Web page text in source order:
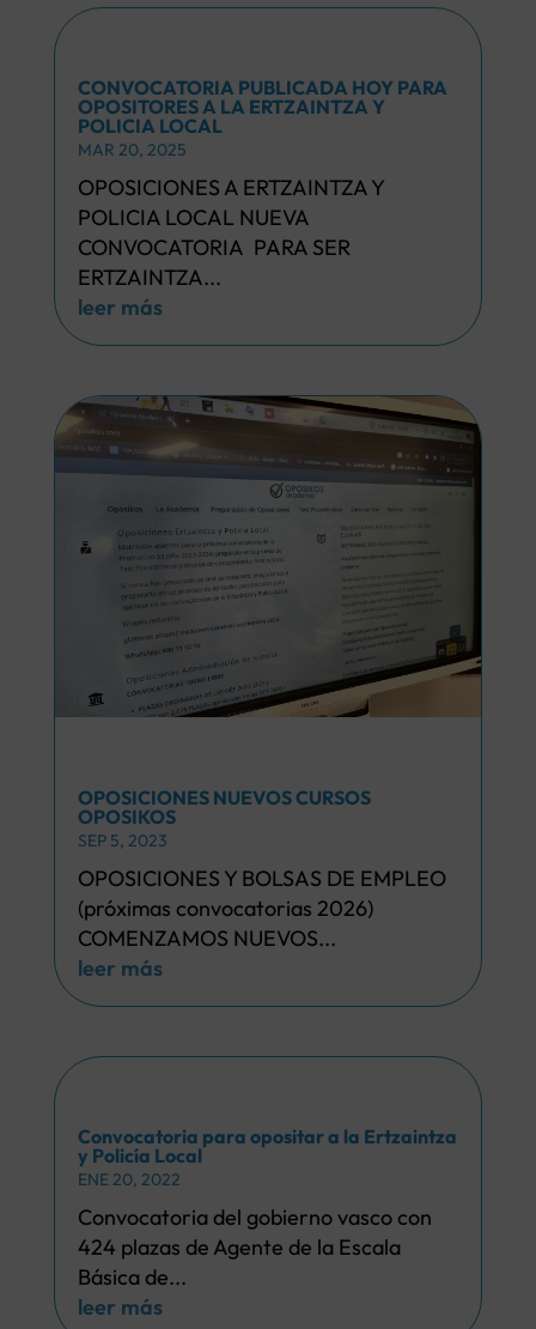
CONVOCATORIA PUBLICADA HOY PARA
OPOSITORES A LA ERTZAINTZA Y
POLICIA LOCAL
MAR 20, 2025
OPOSICIONES A ERTZAINTZA Y
POLICIA LOCAL NUEVA
CONVOCATORIA PARA SER
ERTZAINTZA...
leer más
OPOSICIONES NUEVOS CURSOS
OPOSIKOS
SEP 5, 2023
OPOSICIONES Y BOLSAS DE EMPLEO
(próximas convocatorias 2026)
COMENZAMOS NUEVOS...
leer más
Convocatoria para opositar a la Ertzaintza
y Policía Local
ENE 20, 2022
Convocatoria del gobierno vasco con
424 plazas de Agente de la Escala
Básica de...
leer más